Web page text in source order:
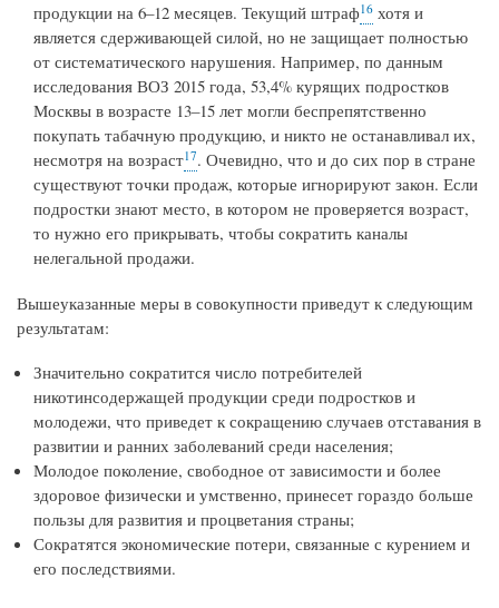
продукции на 6–12 месяцев. Текущий штраф16 хотя и
является сдерживающей силой, но не защищает полностью
от систематического нарушения. Например, по данным
исследования ВОЗ 2015 года, 53,4% курящих подростков
Москвы в возрасте 13–15 лет могли беспрепятственно
покупать табачную продукцию, и никто не останавливал их,
несмотря на возраст17. Очевидно, что и до сих пор в стране
существуют точки продаж, которые игнорируют закон. Если
подростки знают место, в котором не проверяется возраст,
то нужно его прикрывать, чтобы сократить каналы
нелегальной продажи.
Вышеуказанные меры в совокупности приведут к следующим
результатам:
Значительно сократится число потребителей
никотинсодержащей продукции среди подростков и
молодежи, что приведет к сокращению случаев отставания в
развитии и ранних заболеваний среди населения;
Молодое поколение, свободное от зависимости и более
здоровое физически и умственно, принесет гораздо больше
пользы для развития и процветания страны;
Сократятся экономические потери, связанные с курением и
его последствиями.